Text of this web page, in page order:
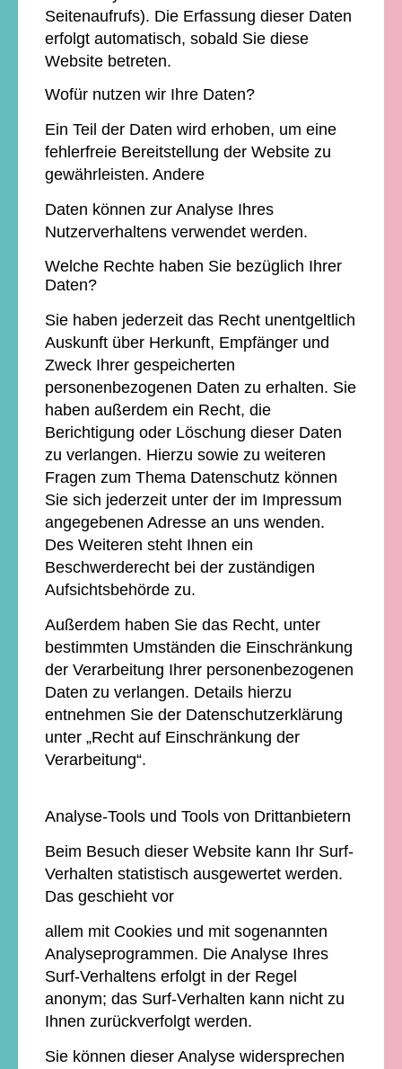
Seitenaufrufs). Die Erfassung dieser Daten
erfolgt automatisch, sobald Sie diese
Website betreten.
Wofür nutzen wir Ihre Daten?
Ein Teil der Daten wird erhoben, um eine
fehlerfreie Bereitstellung der Website zu
gewährleisten. Andere
Daten können zur Analyse Ihres
Nutzerverhaltens verwendet werden.
Welche Rechte haben Sie bezüglich Ihrer
Daten?
Sie haben jederzeit das Recht unentgeltlich
Auskunft über Herkunft, Empfänger und
Zweck Ihrer gespeicherten
personenbezogenen Daten zu erhalten. Sie
haben außerdem ein Recht, die
Berichtigung oder Löschung dieser Daten
zu verlangen. Hierzu sowie zu weiteren
Fragen zum Thema Datenschutz können
Sie sich jederzeit unter der im Impressum
angegebenen Adresse an uns wenden.
Des Weiteren steht Ihnen ein
Beschwerderecht bei der zuständigen
Aufsichtsbehörde zu.
Außerdem haben Sie das Recht, unter
bestimmten Umständen die Einschränkung
der Verarbeitung Ihrer personenbezogenen
Daten zu verlangen. Details hierzu
entnehmen Sie der Datenschutzerklärung
unter „Recht auf Einschränkung der
Verarbeitung“.
Analyse-Tools und Tools von Drittanbietern
Beim Besuch dieser Website kann Ihr Surf-
Verhalten statistisch ausgewertet werden.
Das geschieht vor
allem mit Cookies und mit sogenannten
Analyseprogrammen. Die Analyse Ihres
Surf-Verhaltens erfolgt in der Regel
anonym; das Surf-Verhalten kann nicht zu
Ihnen zurückverfolgt werden.
Sie können dieser Analyse widersprechen